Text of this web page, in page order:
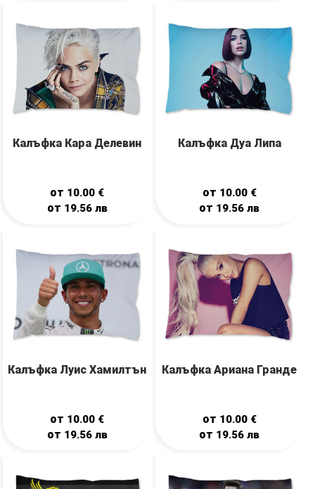
Калъфка Кара Делевин
от 10.00 €
от 19.56 лв
Калъфка Дуа Липа
от 10.00 €
от 19.56лв
Калъфка Луис Хамилтън
от 10.00 €
от 19.56 лв
Калъфка Ариана Гранде
от 10.00 €
от 19.56лв